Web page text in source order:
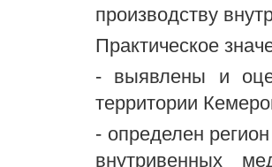
производству
Практическое
- выявлены и
территории
- определен
внутривенных